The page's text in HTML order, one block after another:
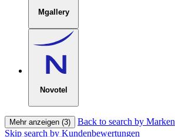
Mgallery
Novotel
Mehr anzeigen (3)
Back to search by Marken
Skip search by Kundenbewertungen